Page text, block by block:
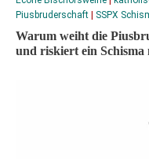
Piusbruderschaft
SSPX
Warum weiht die
und riskiert ein